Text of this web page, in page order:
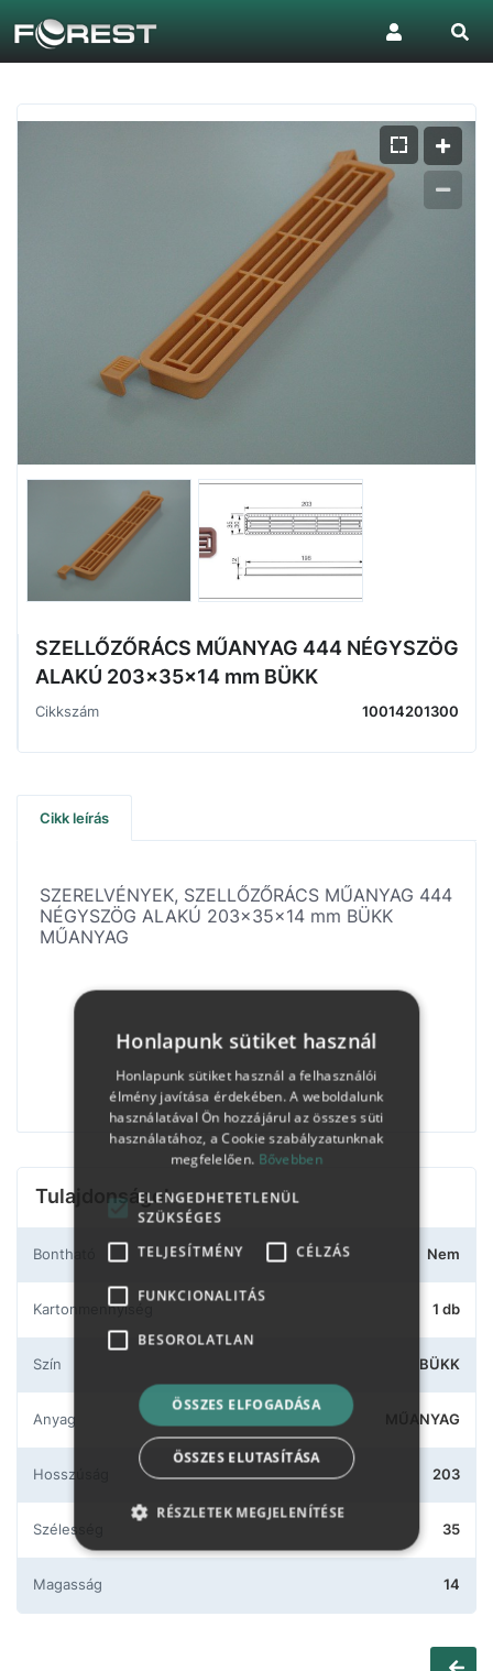
SZELLŐZŐRÁCS MŰANYAG 444 NÉGYSZÖG
ALAKÚ 203x35x14 mm BÜKK
Cikkszám 10014201300
Cikk leírás
SZERELVÉNYEK, SZELLŐZŐRÁCS MŰANYAG 444
NÉGYSZÖG ALAKÚ 203x35x14 mm BÜKK
MŰANYAG
Tulajdonságok
Bontható Nem
Kartonmennyiség 1 db
Szín BÜKK
Anyag MŰANYAG
Hosszúság 203
Szélesség 35
Magasság 14
Honlapunk sütiket használ
Honlapunk sütiket használ a felhasználói
élmény javítása érdekében. A weboldalunk
használatával Ön hozzájárul az összes süti
használatához, a Cookie szabályzatunknak
megfelelően. Bővebben
ELENGEDHETETLENÜL
SZÜKSÉGES
TELJESÍTMÉNY
CÉLZÁS
FUNKCIONALITÁS
BESOROLATLAN
ÖSSZES ELFOGADÁSA
ÖSSZES ELUTASÍTÁSA
RÉSZLETEK MEGJELENÍTÉSE